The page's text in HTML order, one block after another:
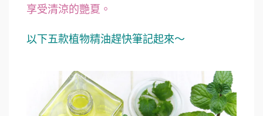
享受清涼的艷夏。
以下五款植物精油趕快筆記起來～